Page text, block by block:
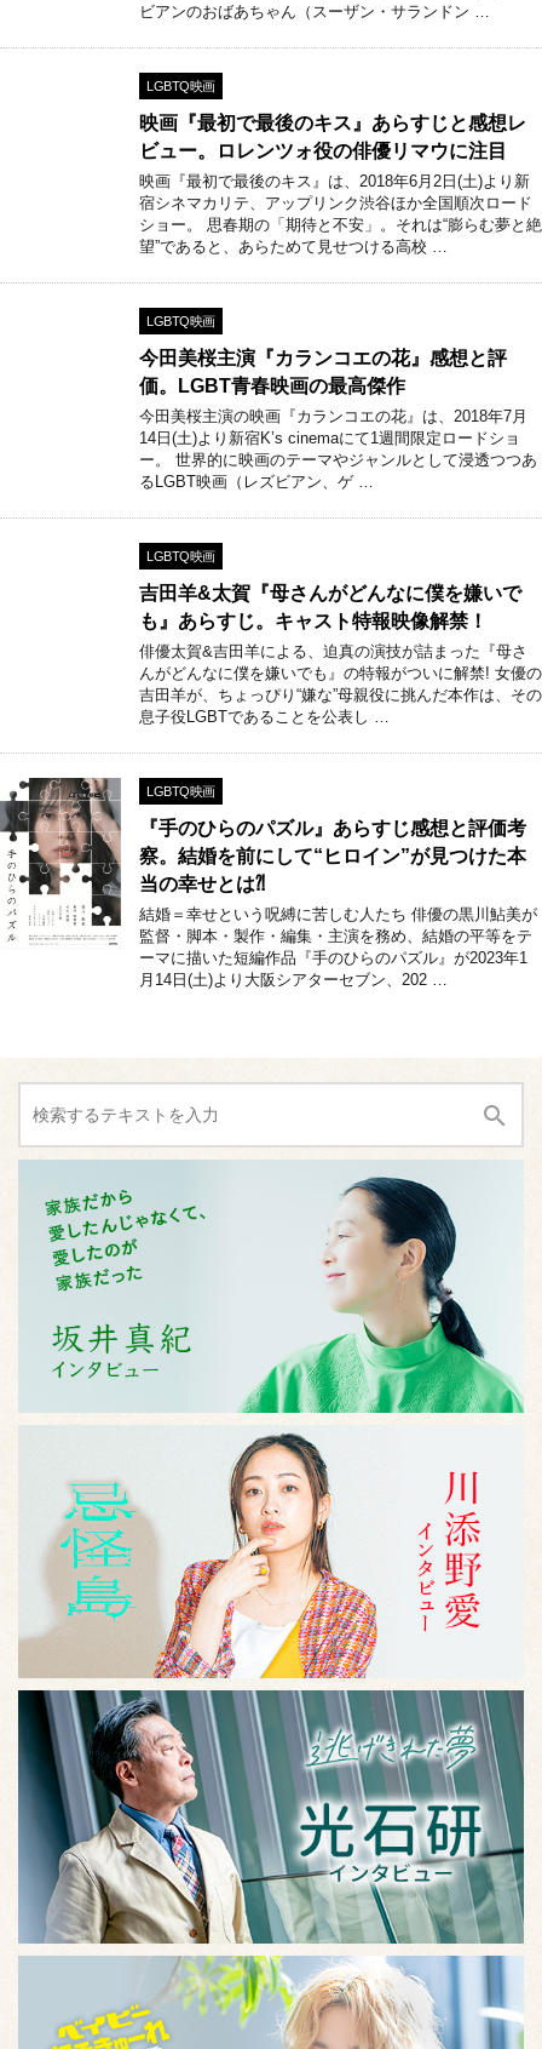
ビアンのおばあちゃん（スーザン・サランドン …
LGBTQ映画
映画『最初で最後のキス』あらすじと感想レ
ビュー。ロレンツォ役の俳優リマウに注目
映画『最初で最後のキス』は、2018年6月2日(土)より新
宿シネマカリテ、アップリンク渋谷ほか全国順次ロード
ショー。 思春期の「期待と不安」。それは“膨らむ夢と絶
望”であると、あらためて見せつける高校 …
LGBTQ映画
今田美桜主演『カランコエの花』感想と評
価。LGBT青春映画の最高傑作
今田美桜主演の映画『カランコエの花』は、2018年7月
14日(土)より新宿K’s cinemaにて1週間限定ロードショ
ー。 世界的に映画のテーマやジャンルとして浸透つつあ
るLGBT映画（レズビアン、ゲ …
LGBTQ映画
吉田羊&太賀『母さんがどんなに僕を嫌いで
も』あらすじ。キャスト特報映像解禁！
俳優太賀&吉田羊による、迫真の演技が詰まった『母さ
んがどんなに僕を嫌いでも』の特報がついに解禁! 女優の
吉田羊が、ちょっぴり“嫌な”母親役に挑んだ本作は、その
息子役LGBTであることを公表し …
LGBTQ映画
『手のひらのパズル』あらすじ感想と評価考
察。結婚を前にして“ヒロイン”が見つけた本
当の幸せとは⁈
結婚＝幸せという呪縛に苦しむ人たち 俳優の黒川鮎美が
監督・脚本・製作・編集・主演を務め、結婚の平等をテ
ーマに描いた短編作品『手のひらのパズル』が2023年1
月14日(土)より大阪シアターセブン、202 …